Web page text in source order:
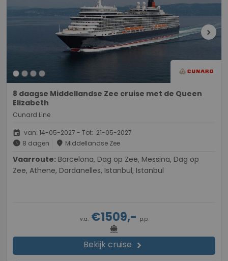
chevron_right
8 daagse Middellandse Zee cruise met de Queen
Elizabeth
Cunard Line
event van: 14-05-2027 - Tot: 21-05-2027
schedule 8 dagen place Middellandse Zee
Vaarroute:
Zee, Athene, Dardanelles, Istanbul, Istanbul
v.a.€1509,- p.p.
directions_boat
Bekijk cruise chevron_right